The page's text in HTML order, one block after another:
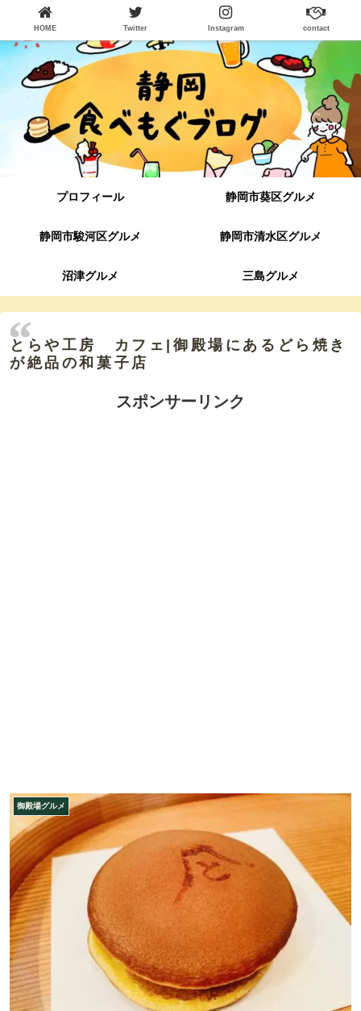
プロフィール 静岡市葵区グルメ
静岡市駿河区グルメ 静岡市清水区グルメ
沼津グルメ 三島グルメ
とらや工房 カフェ|御殿場にあるどら焼き
が絶品の和菓子店
スポンサーリンク
御殿場グルメ
HOME Twitter Instagram contact